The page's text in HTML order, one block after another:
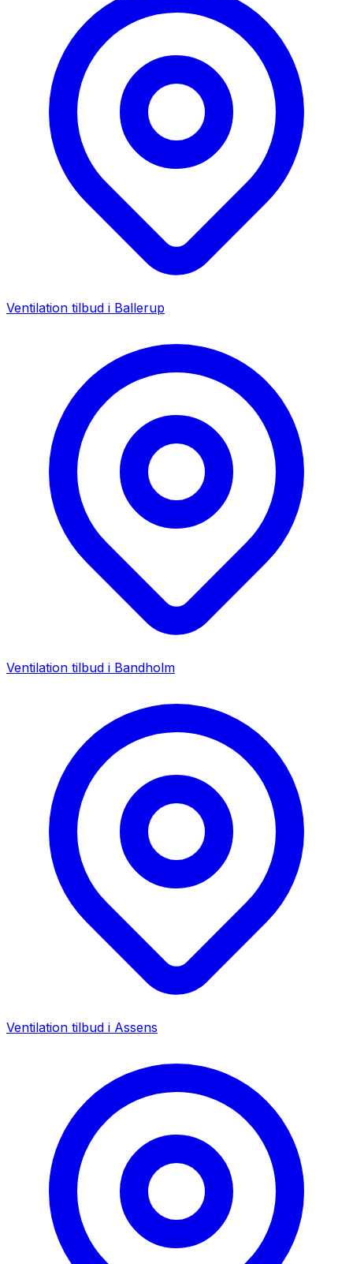
Ventilation tilbud i Ballerup
Ventilation tilbud i Bandholm
Ventilation tilbud i Assens